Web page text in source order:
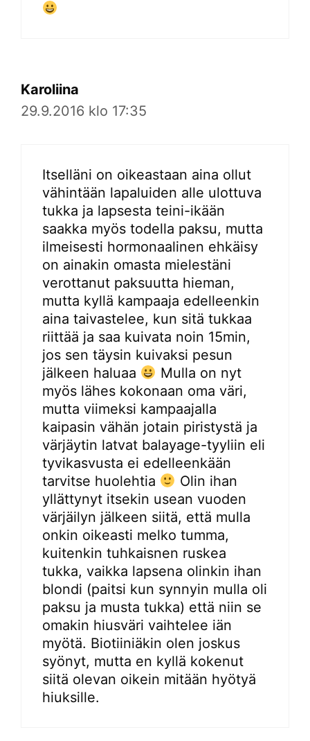
Karoliina
29.9.2016 klo 17:35
Itselläni on oikeastaan aina ollut
vähintään lapaluiden alle ulottuva
tukka ja lapsesta teini-ikään
saakka myös todella paksu, mutta
ilmeisesti hormonaalinen ehkäisy
on ainakin omasta mielestäni
verottanut paksuutta hieman,
mutta kyllä kampaaja edelleenkin
aina taivastelee, kun sitä tukkaa
riittää ja saa kuivata noin 15min,
jos sen täysin kuivaksi pesun
jälkeen haluaa
Mulla on nyt
myös lähes kokonaan oma väri,
mutta viimeksi kampaajalla
kaipasin vähän jotain piristystä ja
värjäytin latvat balayage-tyyliin eli
tyvikasvusta ei edelleenkään
tarvitse huolehtia
Olin ihan
yllättynyt itsekin usean vuoden
värjäilyn jälkeen siitä, että mulla
onkin oikeasti melko tumma,
kuitenkin tuhkaisnen ruskea
tukka, vaikka lapsena olinkin ihan
blondi (paitsi kun synnyin mulla oli
paksu ja musta tukka) että niin se
omakin hiusväri vaihtelee iän
myötä. Biotiiniäkin olen joskus
syönyt, mutta en kyllä kokenut
siitä olevan oikein mitään hyötyä
hiuksille.